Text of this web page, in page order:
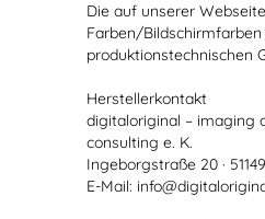
Die auf unserer
Farben/Bildschirmfarben
produktionstechnischen
Herstellerkontakt
digitaloriginal – imaging
consulting e. K.
Ingeborgstraße 20 ·
E-Mail: